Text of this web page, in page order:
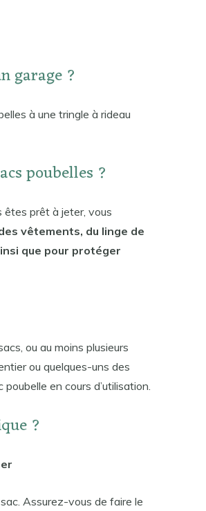
garage ?
à une tringle à rideau
poubelles ?
êtes prêt à jeter, vous
vêtements, du linge de
que pour protéger
ou au moins plusieurs
ou quelques-uns des
en cours d’utilisation.
?
Assurez-vous de faire le